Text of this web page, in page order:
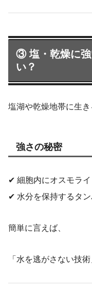
③ 塩・乾燥に強
い？
塩湖や乾燥地帯に生
強さの秘密
✔ 細胞内にオスモラ
✔ 水分を保持するタ
簡単に言えば、
「水を逃がさない技